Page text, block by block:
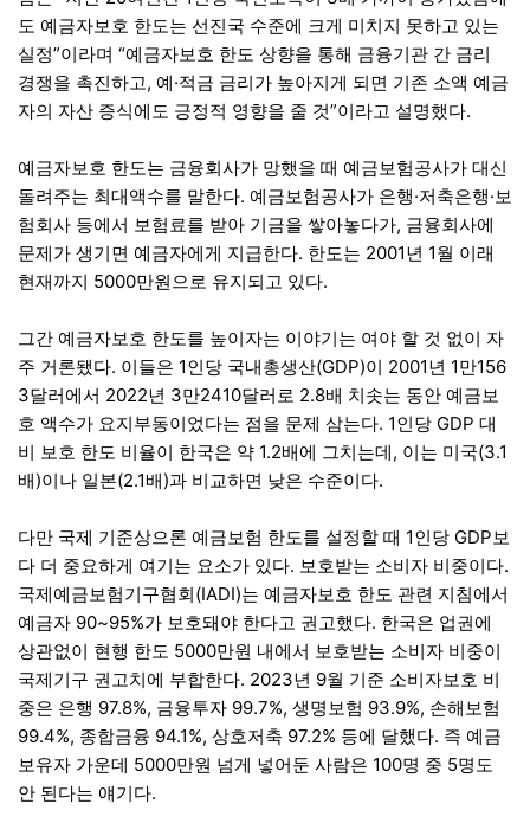
도 예금자보호 한도는 선진국 수준에 크게 미치지 못하고 있는
실정”이라며 “예금자보호 한도 상향을 통해 금융기관 간 금리
경쟁을 촉진하고, 예·적금 금리가 높아지게 되면 기존 소액 예금
자의 자산 증식에도 긍정적 영향을 줄 것”이라고 설명했다.
예금자보호 한도는 금융회사가 망했을 때 예금보험공사가 대신
돌려주는 최대액수를 말한다. 예금보험공사가 은행·저축은행·보
험회사 등에서 보험료를 받아 기금을 쌓아놓다가, 금융회사에
문제가 생기면 예금자에게 지급한다. 한도는 2001년 1월 이래
현재까지 5000만원으로 유지되고 있다.
그간 예금자보호 한도를 높이자는 이야기는 여야 할 것 없이 자
주 거론됐다. 이들은 1인당 국내총생산(GDP)이 2001년 1만156
3달러에서 2022년 3만2410달러로 2.8배 치솟는 동안 예금보
호 액수가 요지부동이었다는 점을 문제 삼는다. 1인당 GDP 대
비 보호 한도 비율이 한국은 약 1.2배에 그치는데, 이는 미국(3.1
배)이나 일본(2.1배)과 비교하면 낮은 수준이다.
다만 국제 기준상으론 예금보험 한도를 설정할 때 1인당 GDP보
다 더 중요하게 여기는 요소가 있다. 보호받는 소비자 비중이다.
국제예금보험기구협회(IADI)는 예금자보호 한도 관련 지침에서
예금자 90~95%가 보호돼야 한다고 권고했다. 한국은 업권에
상관없이 현행 한도 5000만원 내에서 보호받는 소비자 비중이
국제기구 권고치에 부합한다. 2023년 9월 기준 소비자보호 비
중은 은행 97.8%, 금융투자 99.7%, 생명보험 93.9%, 손해보험
99.4%, 종합금융 94.1%, 상호저축 97.2% 등에 달했다. 즉 예금
보유자 가운데 5000만원 넘게 넣어둔 사람은 100명 중 5명도
안 된다는 얘기다.